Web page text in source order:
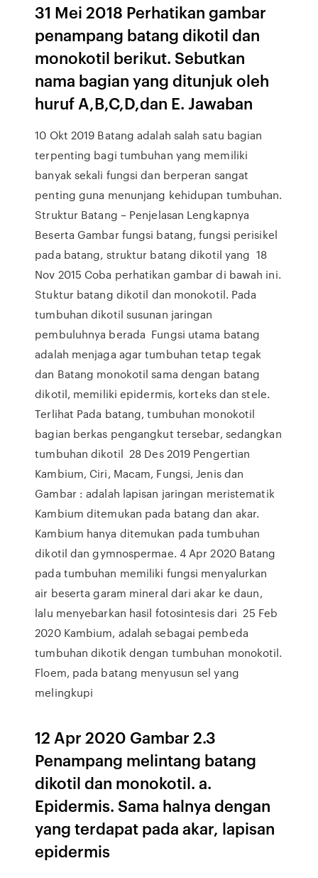
31 Mei 2018 Perhatikan gambar
penampang batang dikotil dan
monokotil berikut. Sebutkan
nama bagian yang ditunjuk oleh
huruf A,B,C,D,dan E. Jawaban
10 Okt 2019 Batang adalah salah satu bagian
terpenting bagi tumbuhan yang memiliki
banyak sekali fungsi dan berperan sangat
penting guna menunjang kehidupan tumbuhan.
Struktur Batang – Penjelasan Lengkapnya
Beserta Gambar fungsi batang, fungsi perisikel
pada batang, struktur batang dikotil yang 18
Nov 2015 Coba perhatikan gambar di bawah ini.
Stuktur batang dikotil dan monokotil. Pada
tumbuhan dikotil susunan jaringan
pembuluhnya berada Fungsi utama batang
adalah menjaga agar tumbuhan tetap tegak
dan Batang monokotil sama dengan batang
dikotil, memiliki epidermis, korteks dan stele.
Terlihat Pada batang, tumbuhan monokotil
bagian berkas pengangkut tersebar, sedangkan
tumbuhan dikotil 28 Des 2019 Pengertian
Kambium, Ciri, Macam, Fungsi, Jenis dan
Gambar : adalah lapisan jaringan meristematik
Kambium ditemukan pada batang dan akar.
Kambium hanya ditemukan pada tumbuhan
dikotil dan gymnospermae. 4 Apr 2020 Batang
pada tumbuhan memiliki fungsi menyalurkan
air beserta garam mineral dari akar ke daun,
lalu menyebarkan hasil fotosintesis dari 25 Feb
2020 Kambium, adalah sebagai pembeda
tumbuhan dikotik dengan tumbuhan monokotil.
Floem, pada batang menyusun sel yang
melingkupi
12 Apr 2020 Gambar 2.3
Penampang melintang batang
dikotil dan monokotil. a.
Epidermis. Sama halnya dengan
yang terdapat pada akar, lapisan
epidermis